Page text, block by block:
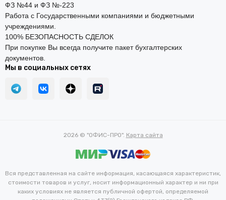
ФЗ №44 и ФЗ №-223
Работа с Государственными компаниями и бюджетными
учреждениями.
100% БЕЗОПАСНОСТЬ СДЕЛОК
При покупке Вы всегда получите пакет бухгалтерских
документов.
Мы в социальных сетях
2026 © "ОФИС-ПРО". Карта сайта
Вся представленная на сайте информация, касающаяся характеристик,
стоимости товаров и услуг, носит информационный характер и ни при
каких условиях не является публичной офертой, определяемой